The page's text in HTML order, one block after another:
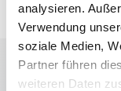
analysieren.
Verwendung
soziale Medien,
Partner führen
weiteren Daten